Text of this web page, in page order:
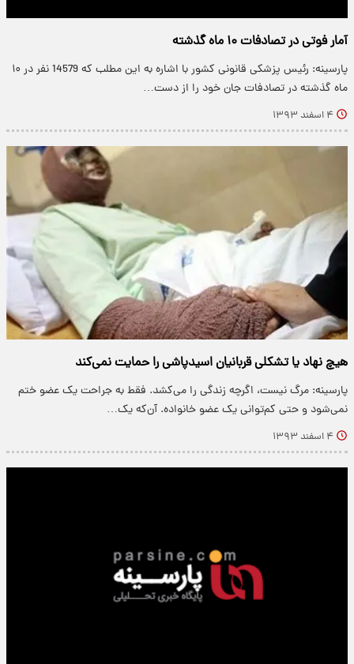
آمار فوتی در تصادفات ۱۰ ماه گذشته
پارسینه: رئیس پزشکی قانونی کشور با اشاره به این مطلب که 14579 نفر در ۱۰
ماه گذشته در تصادفات جان خود را از دست…
۴ اسفند ۱۳۹۳
هیچ نهاد یا تشکلی قربانیان اسیدپاشی را حمایت نمی‌کند
پارسینه: مرگ نیست، اگرچه زندگی را می‌کشد. فقط به جراحت یک عضو ختم
نمی‌شود و حتی کم‌توانی یک عضو خانواده. آن‌که یک…
۴ اسفند ۱۳۹۳